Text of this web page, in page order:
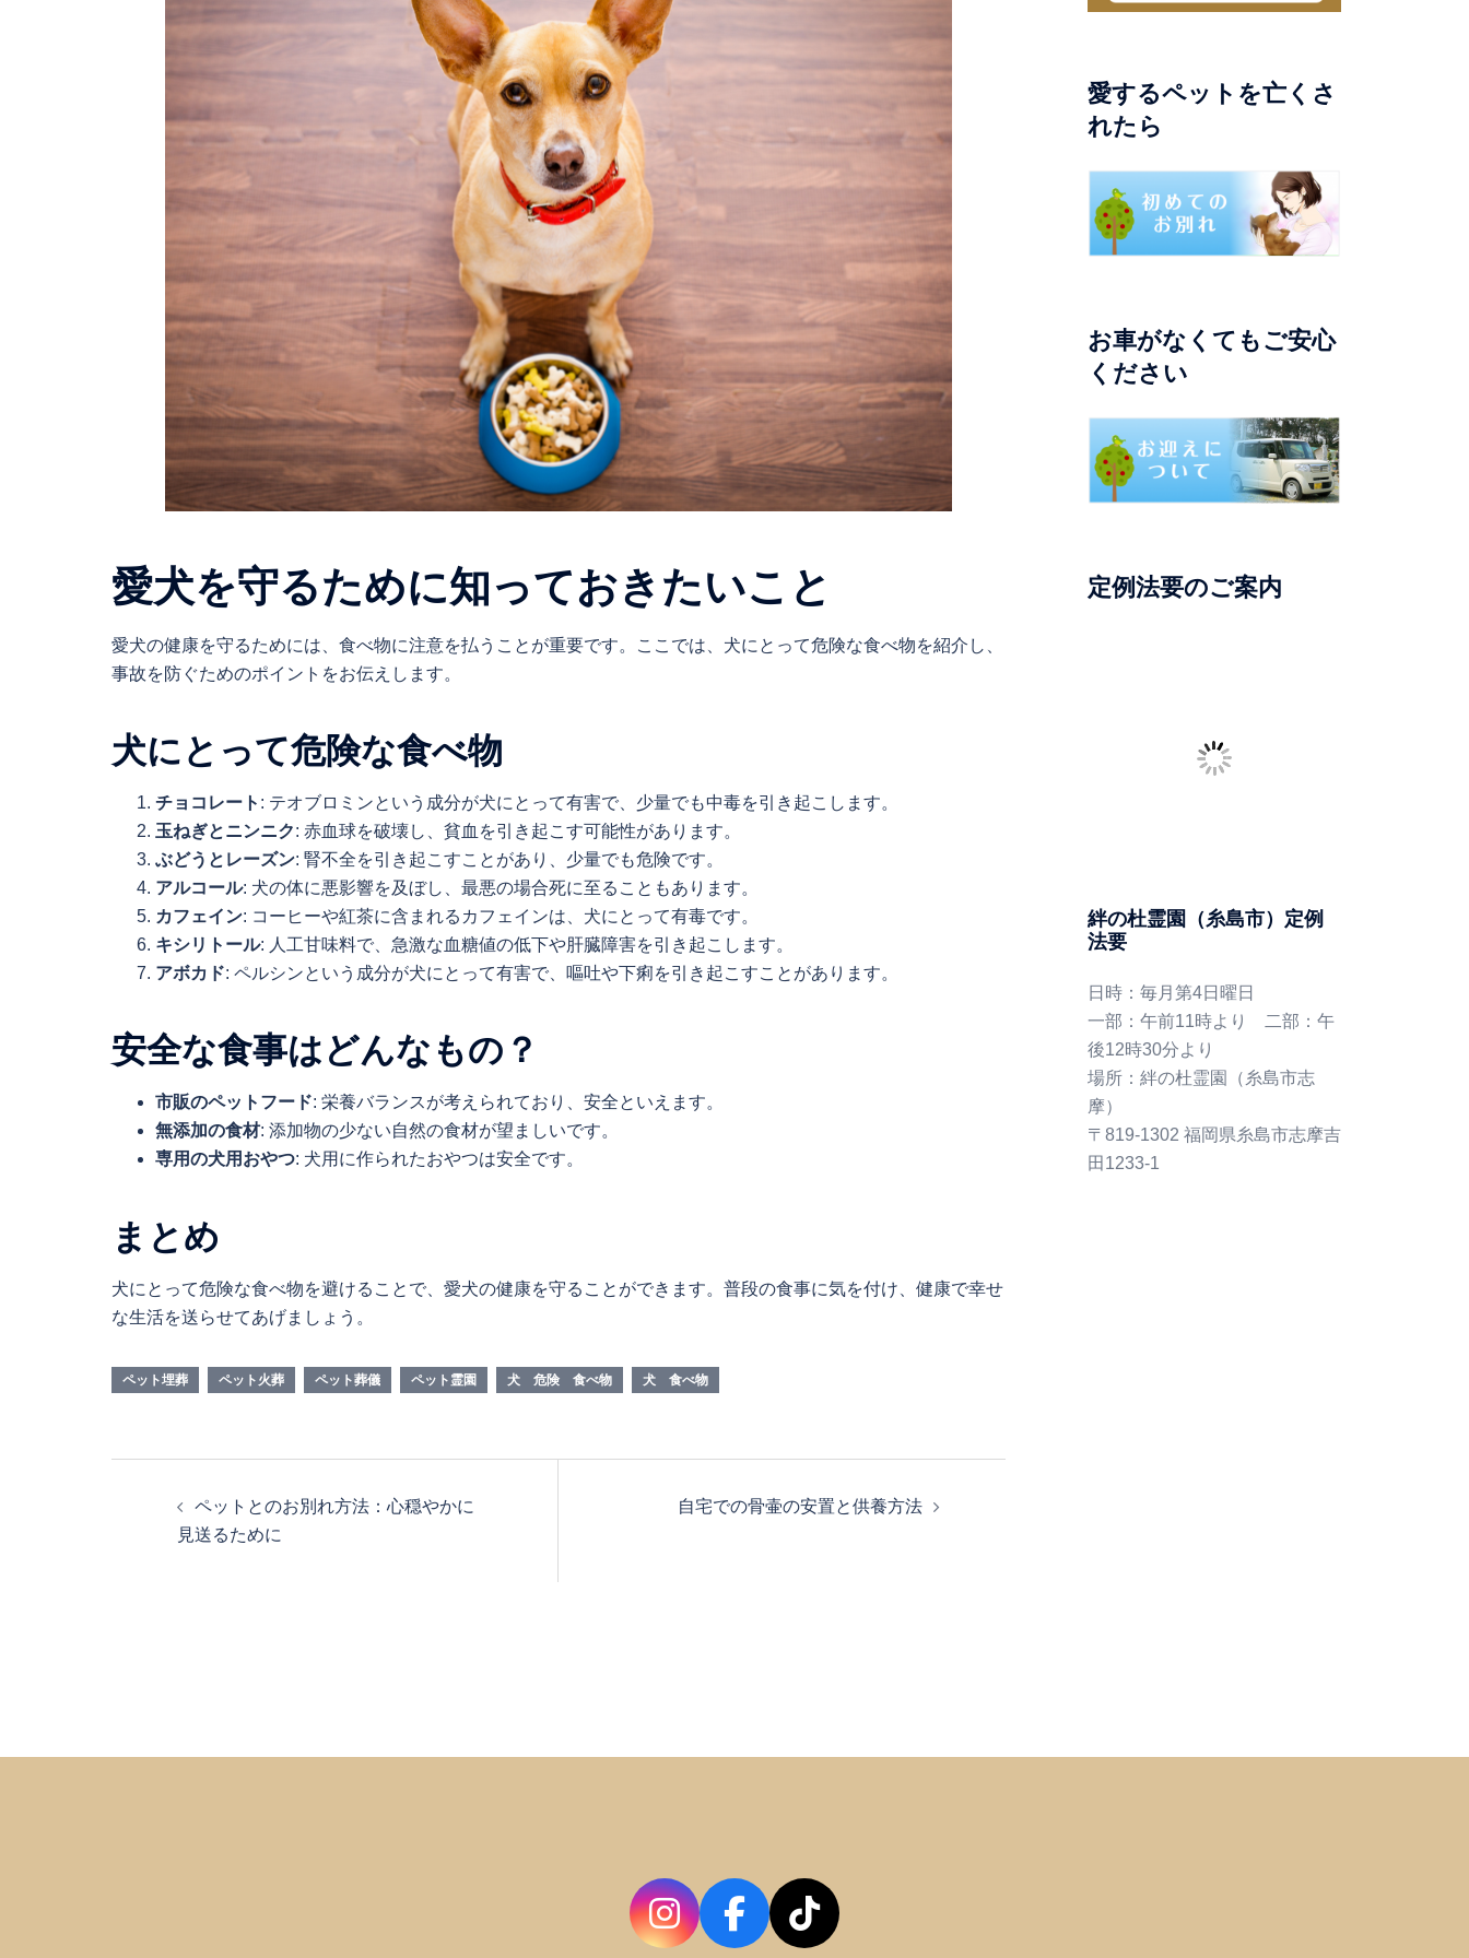
愛犬を守るために知っておきたいこと
愛犬の健康を守るためには、食べ物に注意を払うことが重要です。ここでは、犬にとって危険な食べ物を紹介し、
事故を防ぐためのポイントをお伝えします。
犬にとって危険な食べ物
チョコレート : テオブロミンという成分が犬にとって有害で、少量でも中毒を引き起こします。
玉ねぎとニンニク: 赤血球を破壊し、貧血を引き起こす可能性があります。
ぶどうとレーズン: 腎不全を引き起こすことがあり、少量でも危険です。
アルコール: 犬の体に悪影響を及ぼし、最悪の場合死に至ることもあります。
カフェイン: コーヒーや紅茶に含まれるカフェインは、犬にとって有毒です。
キシリトール: 人工甘味料で、急激な血糖値の低下や肝臓障害を引き起こします。
アボカド: ペルシンという成分が犬にとって有害で、嘔吐や下痢を引き起こすことがあります。
安全な食事はどんなもの？
市販のペットフード: 栄養バランスが考えられており、安全といえます。
無添加の食材: 添加物の少ない自然の食材が望ましいです。
専用の犬用おやつ: 犬用に作られたおやつは安全です。
まとめ
犬にとって危険な食べ物を避けることで、愛犬の健康を守ることができます。普段の食事に気を付け、健康で幸せ
な生活を送らせてあげましょう。
ペット埋葬 ペット火葬 ペット葬儀 ペット霊園 犬 危険 食べ物 犬 食べ物
ペットとのお別れ方法：心穏やかに
見送るために
自宅での骨壷の安置と供養方法
愛するペットを亡くさ
れたら
お車がなくてもご安心
ください
定例法要のご案内
絆の杜霊園（糸島市）定例
後12時30分より
場所：絆の杜霊園（糸島市志
〒819-1302 福岡県糸島市志摩吉
田1233-1